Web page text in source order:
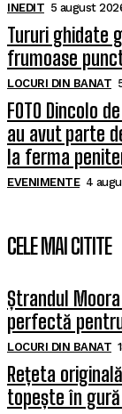
INEDIT 5 august
Tururi ghidate
frumoase
LOCURI DIN BANAT
FOTO Dincolo
au avut parte
la ferma
EVENIMENTE 4
CELE MAI CITITE
Ștrandul
perfectă pentru
LOCURI DIN BANAT
Rețeta
topește în